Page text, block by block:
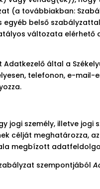
(a továbbiakban:
belső
változata
Adatkezelő által a
telefonon, e-
jogi személy, illetve jogi
célját meghatározza,
megbízott
szempontjából